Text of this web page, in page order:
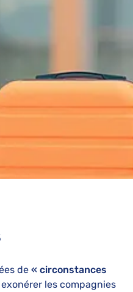
de « circonstances
les compagnies